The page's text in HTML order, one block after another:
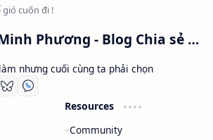
Nguyễn Minh Phương - Blog Chia sẻ Kiến thức Chứng khoán & Tài liệu Toán học
nhưng cuối cùng ta phải chọn
Resources
Community